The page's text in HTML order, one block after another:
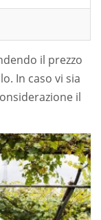
il prezzo
In caso vi sia
il